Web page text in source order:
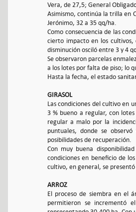
Vera, de 27,5; General
Asimismo, continúa la trilla en
Jerónimo, 32 a 35 qq/ha.
Como consecuencia de las
cierto impacto en los
disminución osciló entre 3 y 4
Se observaron parcelas
a los lotes por falta de piso; lo
Hasta la fecha, el estado
GIRASOL
Las condiciones del cultivo en
3 % bueno a regular, con
regular a malo por la
puntuales, donde se
posibilidades de recuperación.
Con muy buena
condiciones en beneficio de
cultivo, en general, se
ARROZ
El proceso de siembra en el
permitieron se incrementó